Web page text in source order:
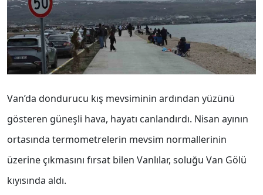
Van’da dondurucu kış mevsiminin ardından yüzünü
gösteren güneşli hava, hayatı canlandırdı. Nisan ayının
ortasında termometrelerin mevsim normallerinin
üzerine çıkmasını fırsat bilen Vanlılar, soluğu Van Gölü
kıyısında aldı.